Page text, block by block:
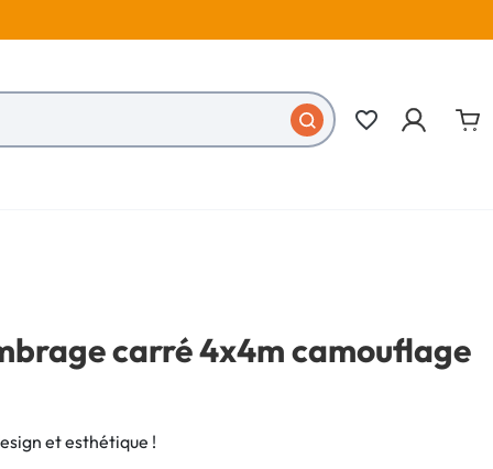
favorite_border
carré 4x4m camouflage
et esthétique !